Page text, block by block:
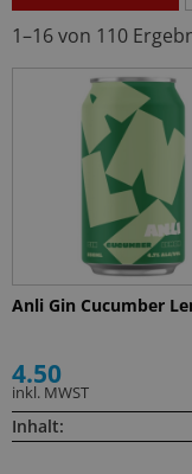
1–16 von 110
Anli Gin Cucumber
4.50
inkl. MWST
Inhalt: